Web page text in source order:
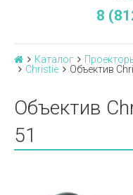
8
Каталог
Сhristie
Объектив
Объектив
51